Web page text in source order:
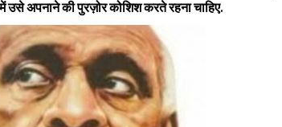
अपनाने की पुरज़ोर कोशिश करते रहना चाहिए.